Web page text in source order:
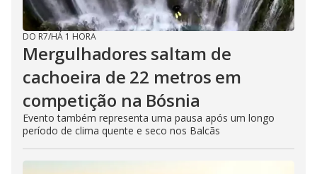
DO R7/HÁ 1 HORA
Mergulhadores ​​saltam de
cachoeira de 22 metros em
competição na Bósnia
Evento também representa uma pausa após um longo
período de clima quente e seco nos Balcãs